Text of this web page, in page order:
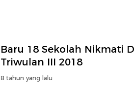
Baru 18 Sekolah Nikmati
Triwulan III 2018
8 tahun yang lalu